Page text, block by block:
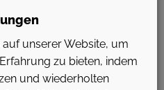
Ich bin u.a. mit dem Fahrrad
verständlicherweise
mehrmals übernachtet.
unserer Website, um
zu bieten, indem
und wiederholten